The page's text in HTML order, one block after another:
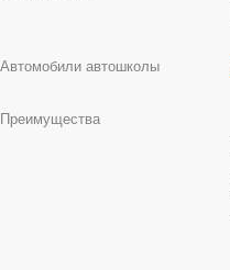
Автомобили автошколы
Преимущества